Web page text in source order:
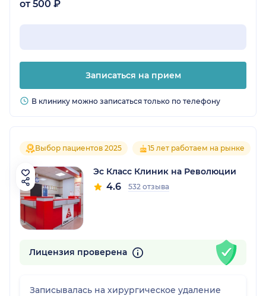
от 500 ₽
Записаться на прием
В клинику можно записаться только по телефону
Выбор пациентов 2025 15 лет работаем на рынке
Эс Класс Клиник на Революции
4.6 532 отзыва
Лицензия проверена
Записывалась на хирургическое удаление